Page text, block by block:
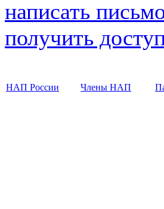
написать
получить
НАП России Члены НАП